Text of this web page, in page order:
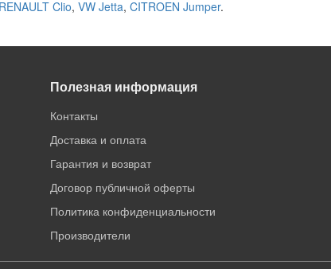
RENAULT Clio, VW Jetta, CITROEN Jumper.
Полезная информация
Контакты
Доставка и оплата
Гарантия и возврат
Договор публичной оферты
Политика конфиденциальности
Производители